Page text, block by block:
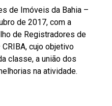
de Imóveis da Bahia –
de 2017, com a
de Registradores de
cujo objetivo
classe, a união dos
na atividade.